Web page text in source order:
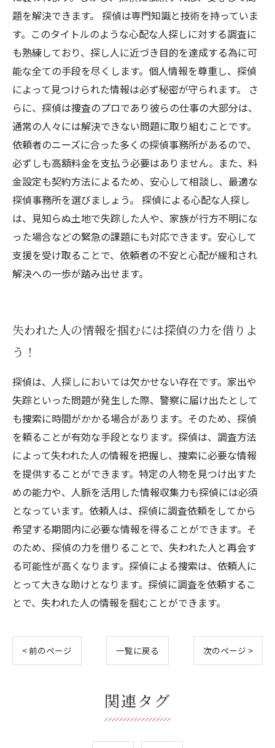
題を解決できます。 探偵は専門知識と技術を持っていま
す。このタイトルのような心配な人探しに対する調査に
も熟練しており、探し人に近づき目的を達成する為に可
能な全ての手段を尽くします。個人情報を尊重し、探偵
によって見つけられた情報は必ず秘密が守られます。 さ
らに、探偵は捜査のプロであり彼らの仕事の大部分は、
通常の人々には解決できない問題に取り組むことです。
依頼者のニーズに合った多くの探偵事務所があるので、
必ずしも高額料金を支払う必要はありません。また、料
金設定も契約方法によるため、安心して相談し、最適な
探偵事務所を選びましょう。 探偵による心配な人探し
は、見知らぬ土地で失踪した人や、家族が行方不明にな
った場合などの緊急の課題にも対応できます。安心して
支援を受け取ることで、依頼者の不安と心配が緩和され
解決への一歩が踏み出せます。
失われた人の情報を掴むには探偵の力を借りよ
う！
探偵は、人探しにおいては欠かせない存在です。家出や
失踪といった問題が発生した際、警察に届け出たとして
も捜索に時間がかかる場合があります。そのため、探偵
を頼ることが有効な手段となります。探偵は、調査方法
によって失われた人の情報を把握し、捜索に必要な情報
を提供することができます。特定の人物を見つけ出すた
めの能力や、人脈を活用した情報収集力も探偵には必須
となっています。依頼人は、探偵に調査依頼をしてから
希望する期間内に必要な情報を得ることができます。そ
のため、探偵の力を借りることで、失われた人と再会す
る可能性が高くなります。探偵による捜索は、依頼人に
とって大きな助けとなります。探偵に調査を依頼するこ
とで、失われた人の情報を掴むことができます。
< 前のページ 一覧に戻る 次のページ >
関連タグ